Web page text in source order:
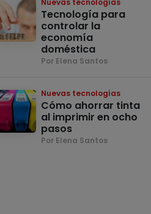
Nuevas tecnologías
Tecnología para
controlar la
economía
doméstica
Por Elena Santos
Nuevas tecnologías
Cómo ahorrar tinta
al imprimir en ocho
pasos
Por Elena Santos